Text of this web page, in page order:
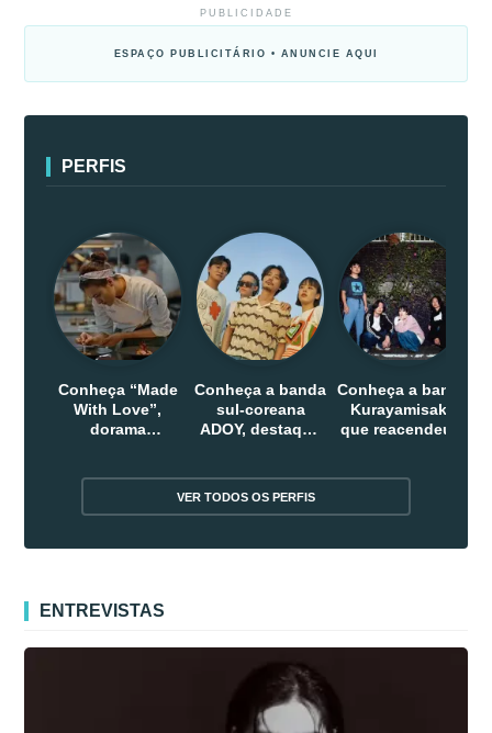
PUBLICIDADE
ESPAÇO PUBLICITÁRIO • ANUNCIE AQUI
PERFIS
Conheça “Made
With Love”,
dorama
Conheça a banda
sul-coreana
ADOY, destaque
Conheça a banda
Kurayamisaka
que reacendeu o
VER TODOS OS PERFIS
ENTREVISTAS